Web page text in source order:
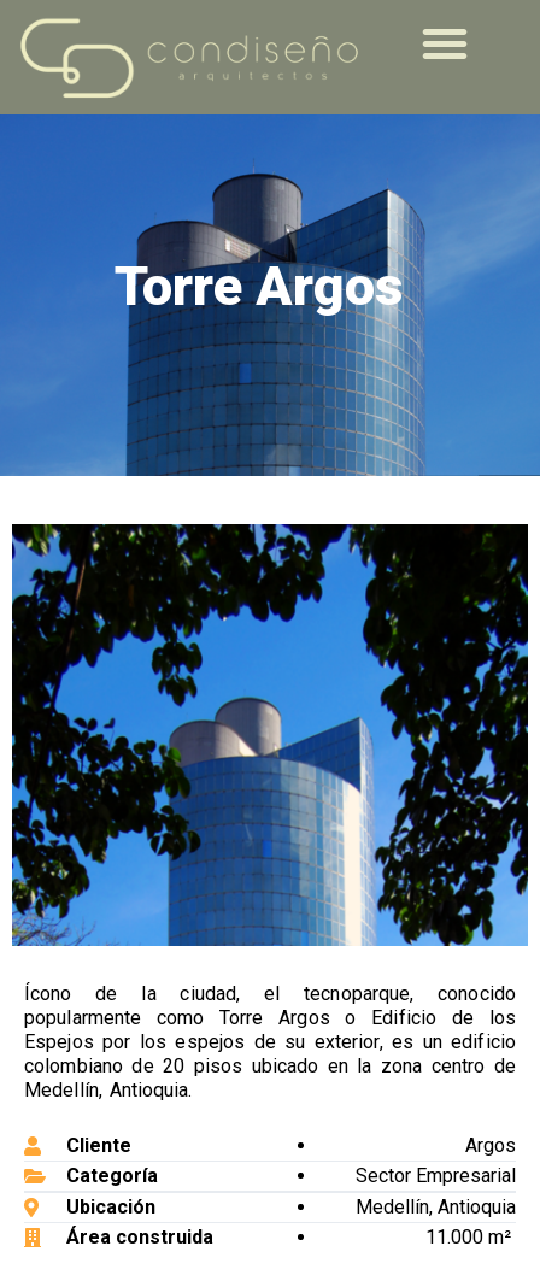
Torre Argos
Ícono de la ciudad, el tecnoparque, conocido
popularmente como Torre Argos o Edificio de los
Espejos por los espejos de su exterior, es un edificio
colombiano de 20 pisos ubicado en la zona centro de
Medellín, Antioquia.
Cliente
Argos
Categoría
Sector Empresarial
Ubicación
Medellín, Antioquia
Área construida
11.000 m²